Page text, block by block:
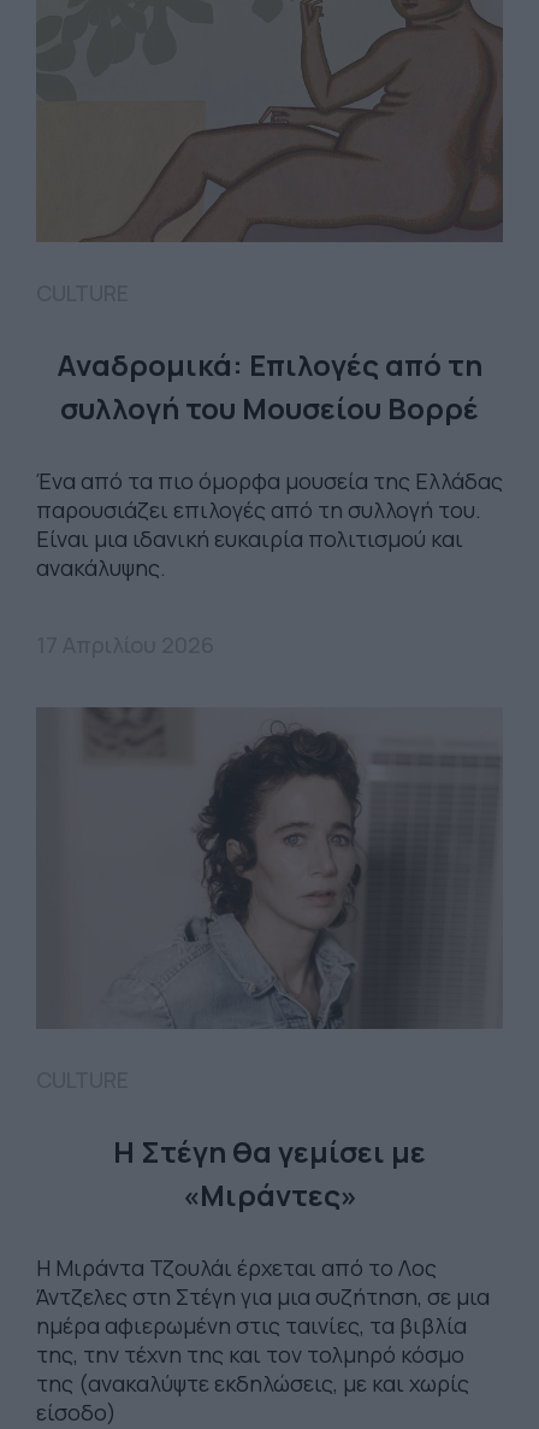
Αναδρομικά: Επιλογές από τη
συλλογή του Μουσείου Βορρέ
Ένα από τα πιο όμορφα μουσεία της Ελλάδας
παρουσιάζει επιλογές από τη συλλογή του.
Είναι μια ιδανική ευκαιρία πολιτισμού και
ανακάλυψης.
Η Στέγη θα γεμίσει με
«Μιράντες»
Η Μιράντα Τζουλάι έρχεται από το Λος
Άντζελες στη Στέγη για μια συζήτηση, σε μια
ημέρα αφιερωμένη στις ταινίες, τα βιβλία
της, την τέχνη της και τον τολμηρό κόσμο
της (ανακαλύψτε εκδηλώσεις, με και χωρίς
είσοδο)